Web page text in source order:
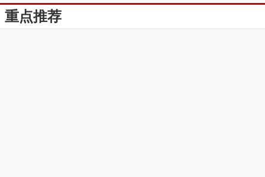
重点推荐